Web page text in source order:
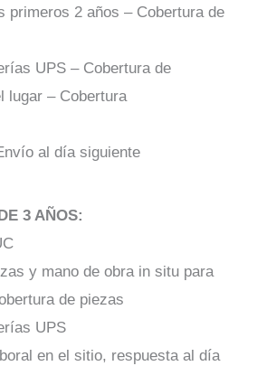
primeros 2 años – Cobertura de
UPS – Cobertura de
lugar – Cobertura
al día siguiente
3 AÑOS:
y mano de obra in situ para
de piezas
UPS
en el sitio, respuesta al día